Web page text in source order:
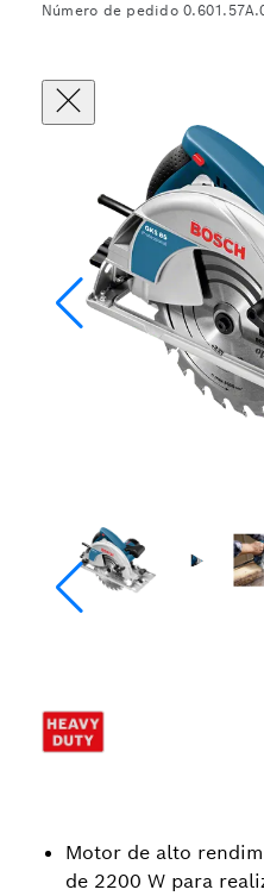
Número de pedido
Motor de alto
de 2200 W para